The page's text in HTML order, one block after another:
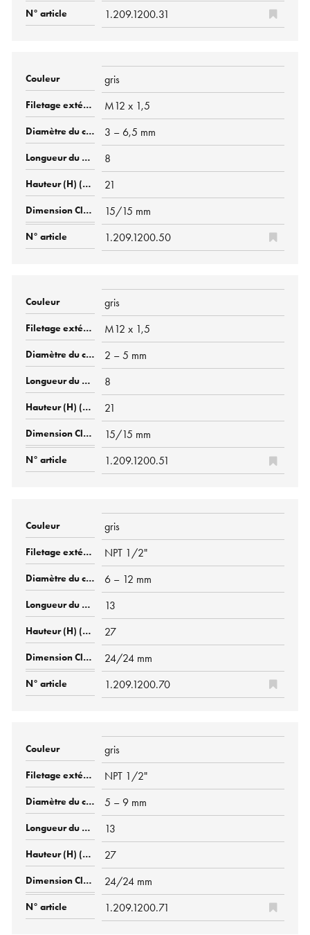
1.209.1200.31
gris
M12 x 1,5
3 – 6,5 mm
8
21
15/15 mm
1.209.1200.50
gris
M12 x 1,5
2 – 5 mm
8
21
15/15 mm
1.209.1200.51
gris
NPT 1/2"
6 – 12 mm
13
27
24/24 mm
1.209.1200.70
gris
NPT 1/2"
5 – 9 mm
13
27
24/24 mm
1.209.1200.71